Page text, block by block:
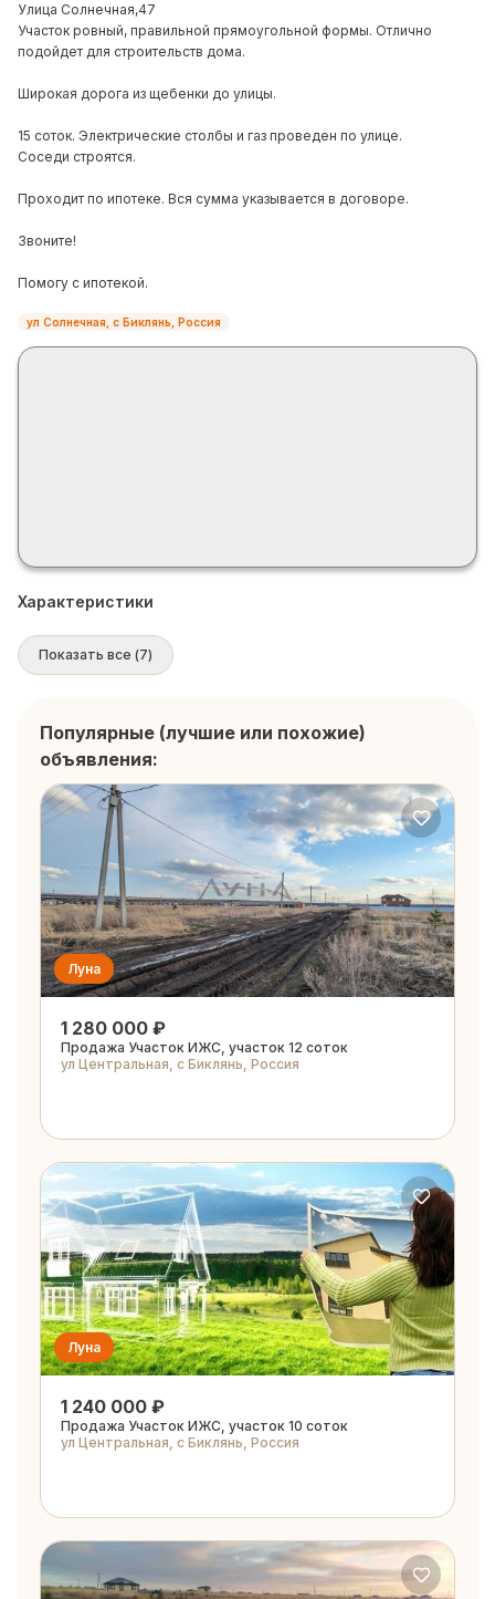
Улица Солнечная,47
Участок ровный, правильной прямоугольной формы. Отлично
подойдет для строительств дома.
Широкая дорога из щебенки до улицы.
15 соток. Электрические столбы и газ проведен по улице.
Соседи строятся.
Проходит по ипотеке. Вся сумма указывается в договоре.
Звоните!
Помогу с ипотекой.
ул Солнечная, с Биклянь, Россия
Характеристики
Показать все (7)
Популярные (лучшие или похожие)
объявления:
Луна
1 280 000 ₽
Продажа Участок ИЖС, участок 12 соток
ул Центральная, с Биклянь, Россия
Луна
1 240 000 ₽
Продажа Участок ИЖС, участок 10 соток
ул Центральная, с Биклянь, Россия